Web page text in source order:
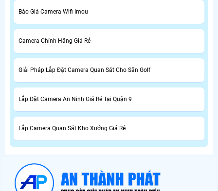
Báo Giá Camera Wifi Imou
Camera Chính Hãng Giá Rẻ
Giải Pháp Lắp Đặt Camera Quan Sát Cho Sân Golf
Lắp Đặt Camera An Ninh Giá Rẻ Tại Quận 9
Lắp Camera Quan Sát Kho Xưởng Giá Rẻ